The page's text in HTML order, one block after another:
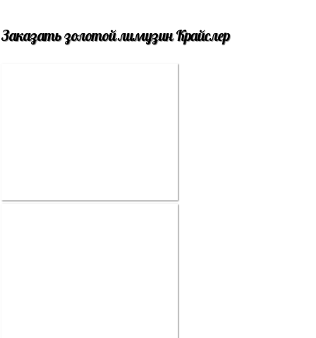
Заказать золотой лимузин Крайслер